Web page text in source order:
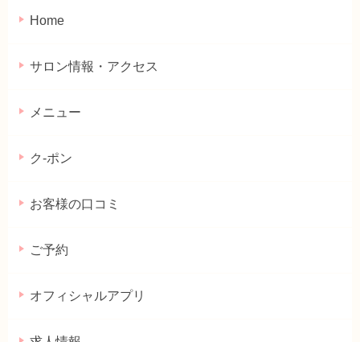
Home
サロン情報・アクセス
メニュー
ク-ポン
お客様の口コミ
ご予約
オフィシャルアプリ